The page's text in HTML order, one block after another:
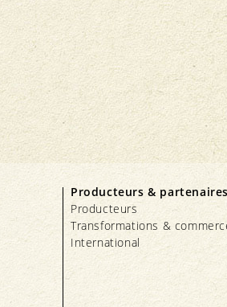
Producteurs & partenaires
Producteurs
Transformations &
International